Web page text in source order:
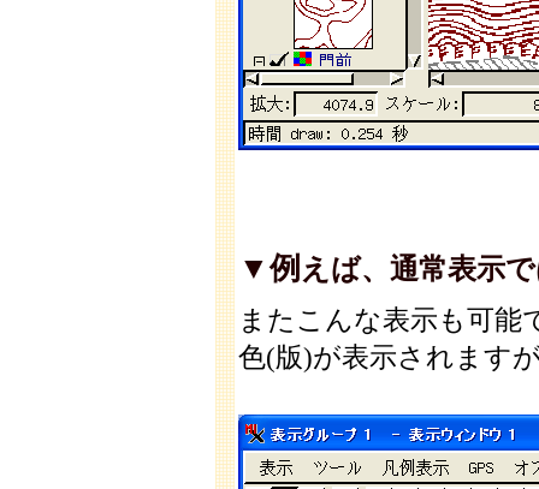
▼例 えば、通常表示
またこんな表示も可
色(版)が表示されます